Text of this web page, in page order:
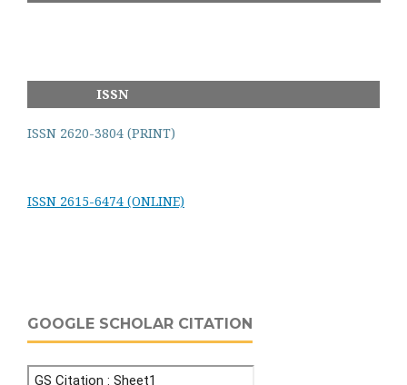
ISSN
ISSN 2620-3804 (PRINT)
ISSN 2615-6474 (ONLINE)
GOOGLE SCHOLAR CITATION